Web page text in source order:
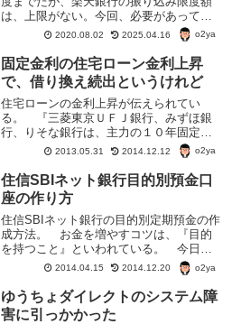
は、上限がない。今回、必要があって、
500万円を超える振り込みをする必要があ
り、同じ口座に２回に分けて振り込むの
も何だし、楽天銀行を使って振り込みを
することにした。
2020.08.02 2025.04.16 o2ya
固定金利の住宅ローン金利上昇
で、借り換え続出というけれど
住宅ローンの金利上昇が伝えられてい
る。 『三菱東京ＵＦＪ銀行、みずほ銀
行、りそな銀行は、主力の１０年固定の
最優遇金利を５月より０．２％引き上
げ、年１．６％になる見込み。 三井住
友銀行も同程度の引き上げを検討中。過
去最低を更新した昨年１２月（...
2013.05.31 2014.12.12 o2ya
住信SBIネット銀行目的別預金口
座の作り方
住信SBIネット銀行の目的別定期預金の作
成方法。 お金を増やすコツは、『目的
を持つこと』といわれている。 今日
は、目的別に預金口座が作れる住信SBIネ
ット銀行の目的別預金口座の作り方。
住信SBIネット銀行の目的別預金口座な
ら、普通預金だけ...
2014.04.15 2014.12.20 o2ya
ゆうちょダイレクトのシステム障
害に引っかかった